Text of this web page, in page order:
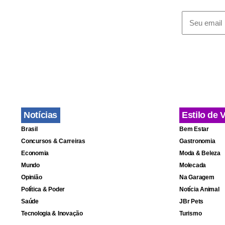
uma
outros
pintara, ele
livro
por se
melhor
Números
Notícias
Brasil
Concursos & Carreiras
Economia
Mundo
Opinião
Política & Poder
Saúde
Tecnologia & Inovação
Estilo de
Bem Estar
Gastronomia
Moda & Beleza
Molecada
Na Garagem
Notícia Animal
JBr Pets
Turismo